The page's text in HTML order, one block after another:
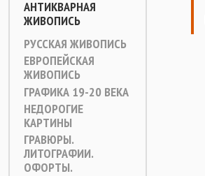
АНТИКВАРНАЯ
ЖИВОПИСЬ
РУССКАЯ ЖИВОПИСЬ
ЕВРОПЕЙСКАЯ
ЖИВОПИСЬ
ГРАФИКА 19-20 ВЕКА
НЕДОРОГИЕ
КАРТИНЫ
ГРАВЮРЫ.
ЛИТОГРАФИИ.
ОФОРТЫ.